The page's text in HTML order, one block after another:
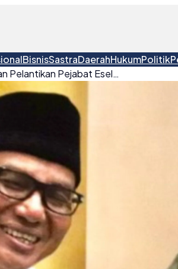
BisnisSastraDaerahHukumPolitik
Bupati Belitung Tegaskan Pelantikan Pejabat Eselon II Berdasarkan Kompetensi